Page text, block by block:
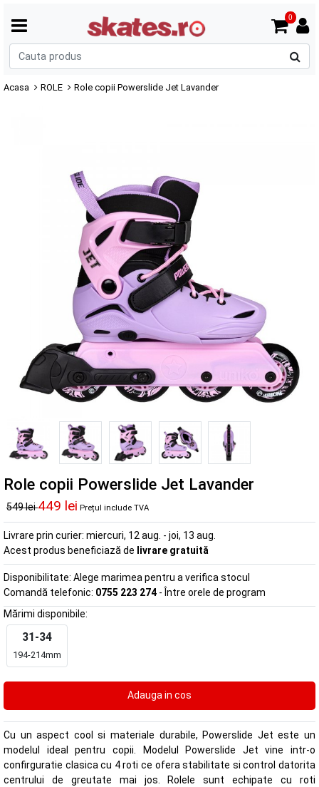
0
Acasa ROLE Role copii Powerslide Jet Lavander
Role copii Powerslide Jet Lavander
549 lei449 lei Prețul include TVA
Livrare prin curier: miercuri, 12 aug. - joi, 13 aug.
Acest produs beneficiază de livrare gratuită
Disponibilitate: Alege marimea pentru a verifica stocul
Comandă telefonic: 0755 223 274 - Între orele de program
Mărimi disponibile:
31-34
194-214mm
Cu un aspect cool si materiale durabile, Powerslide Jet este un
modelul ideal pentru copii. Modelul Powerslide Jet vine intr-o
confirguratie clasica cu 4 roti ce ofera stabilitate si control datorita
centrului de greutate mai jos. Rolele sunt echipate cu roti